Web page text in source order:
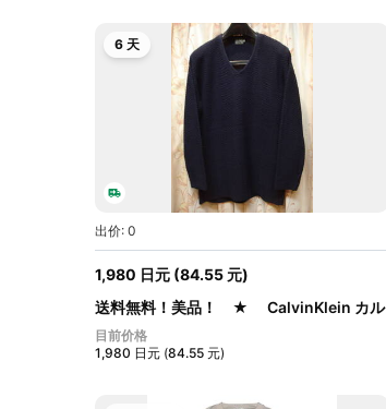
6 天
出价: 0
1,980 日元 (84.55 元)
送料無料！美品！ ★ CalvinKlein カル
バ...
目前价格
1,980 日元 (84.55 元)